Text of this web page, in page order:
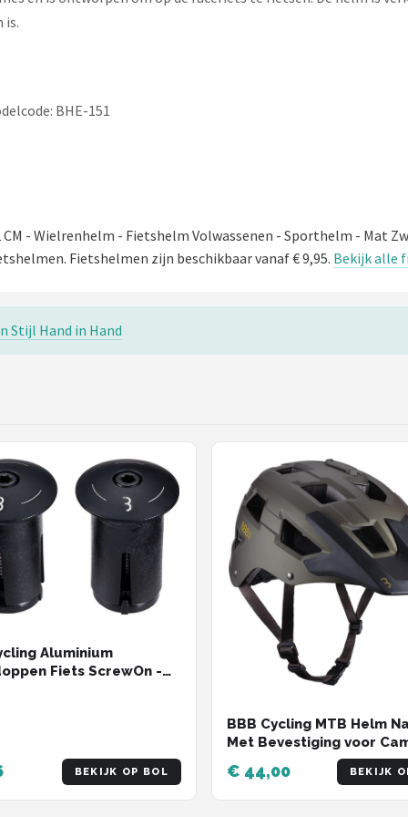
is.
BHE-151
CM - Wielrenhelm - Fietshelm Volwassenen - Sporthelm - Mat
Fietshelmen zijn beschikbaar vanaf € 9,95. Bekijk alle
Stijl Hand in Hand
Aluminium
Fiets ScrewOn -
BEKIJK OP BOL
BBB Cycling MTB Helm
Met Bevestiging voor
Verlichting - Wasbare
Fietshelm Volwassenen:
& Dames - Mat Olijf
€ 44,00 BEKIJK